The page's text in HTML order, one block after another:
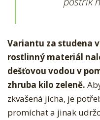
Variantu za studena
rostlinný materiál
dešťovou vodou v
zhruba kilo zeleně.
zkvašená jícha, je
promíchat a jinak